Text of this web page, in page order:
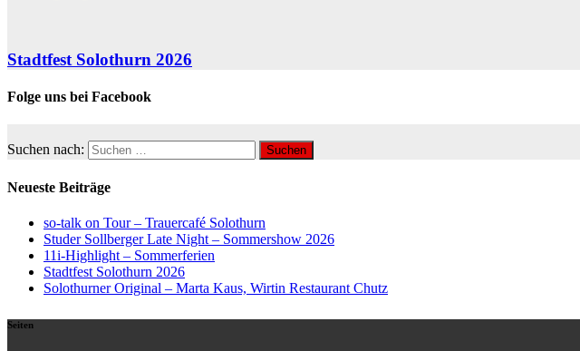
Stadtfest Solothurn 2026
Folge uns bei Facebook
Suchen nach:
Neueste Beiträge
so-talk on Tour – Trauercafé Solothurn
Studer Sollberger Late Night – Sommershow 2026
11i-Highlight – Sommerferien
Stadtfest Solothurn 2026
Solothurner Original – Marta Kaus, Wirtin Restaurant Chutz
Seiten